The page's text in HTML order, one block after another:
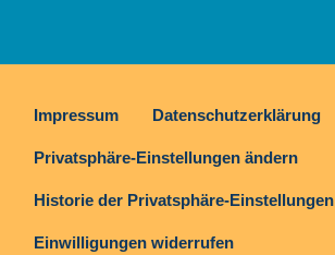
Impressum Datenschutzerklärung
Privatsphäre-Einstellungen ändern
Historie der Privatsphäre-Einstellungen
Einwilligungen widerrufen